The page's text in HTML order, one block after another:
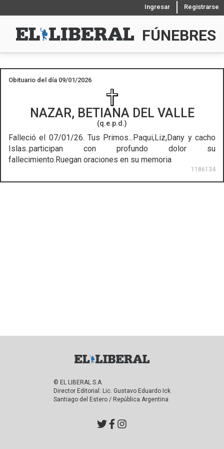
Ingresar Registrarse
FÚNEBRES
Obituario del día 09/01/2026
NAZAR, BETIANA DEL VALLE
(q.e.p.d.)
Falleció el 07/01/26. Tus Primos...Paqui,Liz,Dany y cacho
Islas..participan con profundo dolor su
fallecimiento.Ruegan oraciones en su memoria
1186134
© EL LIBERAL S.A.
Director Editorial: Lic. Gustavo Eduardo Ick
Santiago del Estero / República Argentina